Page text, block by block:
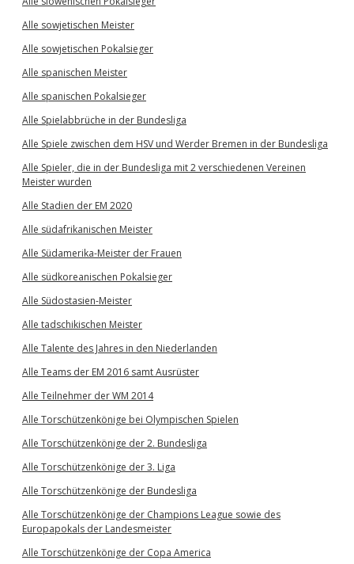
Alle sowjetischen Meister
Alle sowjetischen Pokalsieger
Alle spanischen Meister
Alle spanischen Pokalsieger
Alle Spielabbrüche in der Bundesliga
Alle Spiele zwischen dem HSV und Werder Bremen in der Bundesliga
Alle Spieler, die in der Bundesliga mit 2 verschiedenen Vereinen
Meister wurden
Alle Stadien der EM 2020
Alle südafrikanischen Meister
Alle Südamerika-Meister der Frauen
Alle südkoreanischen Pokalsieger
Alle Südostasien-Meister
Alle tadschikischen Meister
Alle Talente des Jahres in den Niederlanden
Alle Teams der EM 2016 samt Ausrüster
Alle Teilnehmer der WM 2014
Alle Torschützenkönige bei Olympischen Spielen
Alle Torschützenkönige der 2. Bundesliga
Alle Torschützenkönige der 3. Liga
Alle Torschützenkönige der Bundesliga
Alle Torschützenkönige der Champions League sowie des
Europapokals der Landesmeister
Alle Torschützenkönige der Copa America